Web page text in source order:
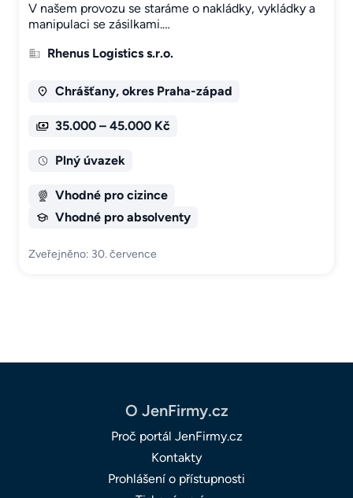
V našem provozu se staráme o nakládky, vykládky a
manipulaci se zásilkami.…
Rhenus Logistics s.r.o.
Chrášťany, okres Praha-západ
35.000 – 45.000 Kč
Plný úvazek
Vhodné pro cizince
Vhodné pro absolventy
Zveřejněno: 30. července
O JenFirmy.cz
Proč portál JenFirmy.cz
Kontakty
Prohlášení o přístupnosti